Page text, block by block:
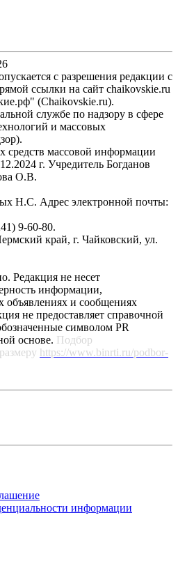
с разрешения редакции с
ссылки на сайт chaikovskie.ru
(Chaikovskie.ru).
службе по надзору в сфере
и массовых
средств массовой информации
г. Учредитель Богданов
О.В.
Н.С. Адрес электронной почты:
9-60-80.
край, г. Чайковский, ул.
Редакция не несет
информации,
объявлениях и сообщениях
не предоставляет справочной
символом PR
основе. Подбор
https://www.binrti.ru/podbor-
информации